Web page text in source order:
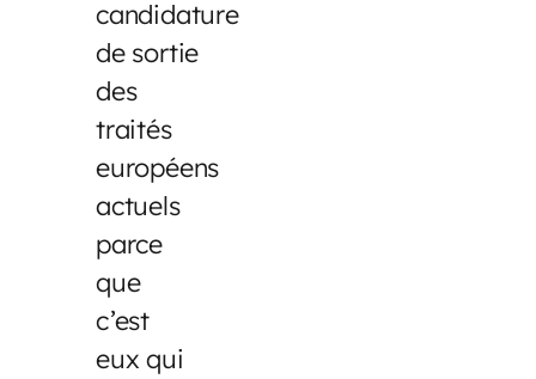
candidature
de sortie
des
traités
européens
actuels
parce
que
c’est
eux qui